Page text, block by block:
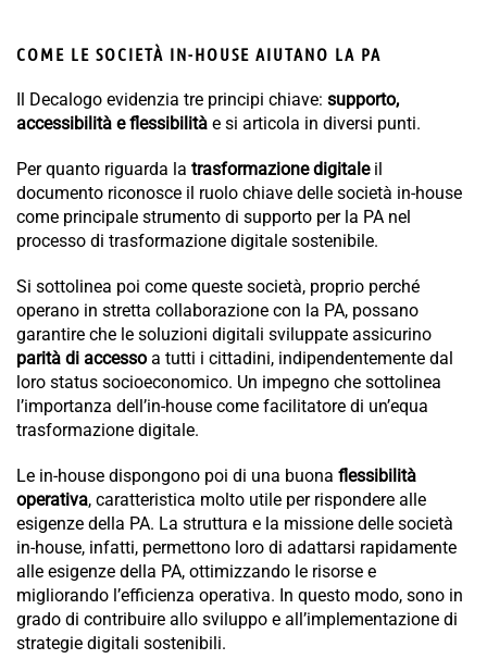
COME LE SOCIETÀ IN-HOUSE AIUTANO LA PA
Il Decalogo evidenzia tre principi chiave: supporto,
accessibilità e flessibilità e si articola in diversi punti.
Per quanto riguarda la trasformazione digitaleil
documento riconosce il ruolo chiave delle società in-house
come principale strumento di supporto per la PA nel
processo di trasformazione digitale sostenibile.
Si sottolinea poi come queste società, proprio perché
operano in stretta collaborazione con la PA, possano
garantire che le soluzioni digitali sviluppate assicurino
parità di accesso a tutti i cittadini, indipendentemente dal
loro status socioeconomico. Un impegno che sottolinea
l’importanza dell’in-house come facilitatore di un’equa
trasformazione digitale.
Le in-house dispongono poi di una buona flessibilità
operativa, caratteristica molto utile per rispondere alle
esigenze della PA. La struttura e la missione delle società
in-house, infatti, permettono loro di adattarsi rapidamente
alle esigenze della PA, ottimizzando le risorse e
migliorando l’efficienza operativa. In questo modo, sono in
grado di contribuire allo sviluppo e all’implementazione di
strategie digitali sostenibili.